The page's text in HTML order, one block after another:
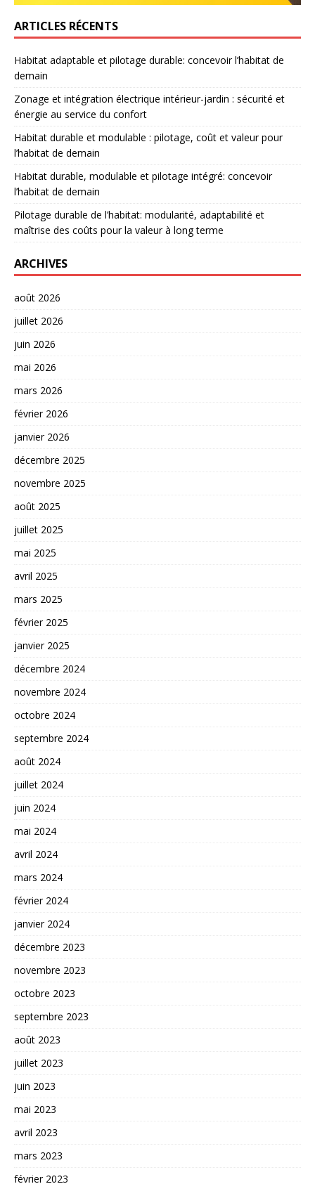
ARTICLES RÉCENTS
Habitat adaptable et pilotage durable: concevoir l’habitat de
demain
Zonage et intégration électrique intérieur-jardin : sécurité et
énergie au service du confort
Habitat durable et modulable : pilotage, coût et valeur pour
l’habitat de demain
Habitat durable, modulable et pilotage intégré: concevoir
l’habitat de demain
Pilotage durable de l’habitat: modularité, adaptabilité et
maîtrise des coûts pour la valeur à long terme
ARCHIVES
août 2026
juillet 2026
juin 2026
mai 2026
mars 2026
février 2026
janvier 2026
décembre 2025
novembre 2025
août 2025
juillet 2025
mai 2025
avril 2025
mars 2025
février 2025
janvier 2025
décembre 2024
novembre 2024
octobre 2024
septembre 2024
août 2024
juillet 2024
juin 2024
mai 2024
avril 2024
mars 2024
février 2024
janvier 2024
décembre 2023
novembre 2023
octobre 2023
septembre 2023
août 2023
juillet 2023
juin 2023
mai 2023
avril 2023
mars 2023
février 2023